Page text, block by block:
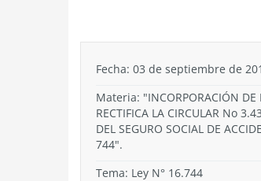
Fecha: 03 de septiembre de
Materia: "INCORPORACIÓN DE
RECTIFICA LA CIRCULAR No
DEL SEGURO SOCIAL DE
744".
Tema: Ley N° 16.744